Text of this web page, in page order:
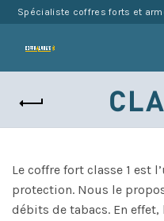
Spécialiste coffres forts et
Le coffre fort classe 1 est
protection. Nous le
débits de tabacs. En